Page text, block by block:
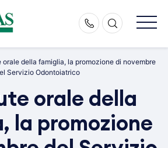
orale della famiglia, la promozione di novembre
Servizio Odontoiatrico
orale della
la promozione